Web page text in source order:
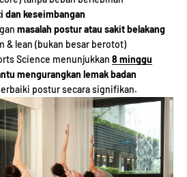
keseimbangan
masalah postur atau sakit belakang
& lean (bukan besar berotot)
Science menunjukkan 8 minggu
mengurangkan lemak badan
postur secara signifikan.